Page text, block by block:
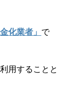
化業者」 で
用することと